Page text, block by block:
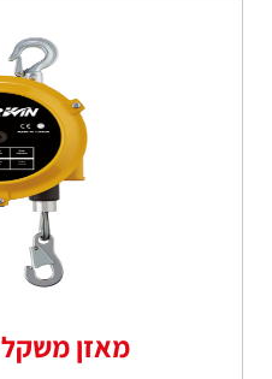
מאזן משקל 15-22 ק"ג